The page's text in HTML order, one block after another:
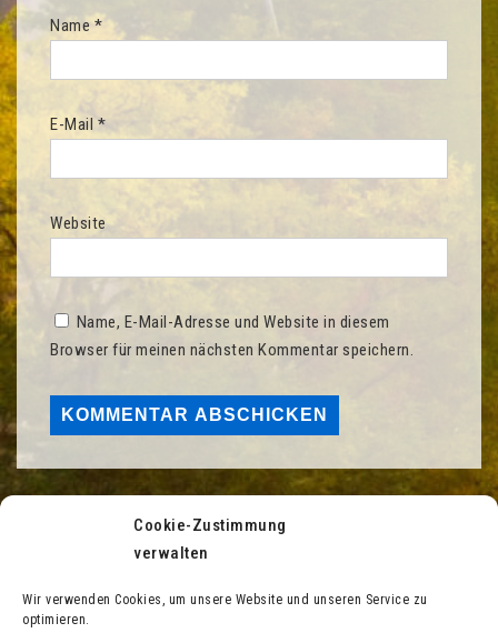
Cookie-Zustimmung
verwalten
Wir verwenden Cookies, um unsere Website und unseren Service zu
optimieren.
Name *
E-Mail *
Website
Name, E-Mail-Adresse und Website in diesem
Browser für meinen nächsten Kommentar speichern.
SUBSITES